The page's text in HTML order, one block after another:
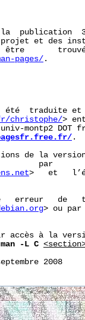
la  publication
et des
être
pages/ .
été  traduite
christophe/>
montp2 DOT
.
de la
par
>   et
erreur   de
> ou par
accès à la
man -L C